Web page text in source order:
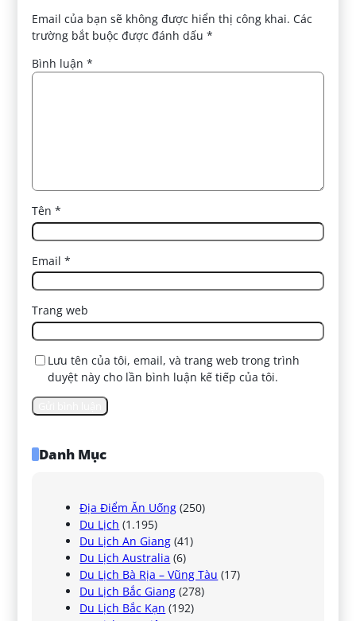
Email của bạn sẽ không được hiển thị công khai. Các
trường bắt buộc được đánh dấu*
Bình luận*
Tên*
Email*
Trang web
Lưu tên của tôi, email, và trang web trong trình
duyệt này cho lần bình luận kế tiếp của tôi.
Danh Mục
Địa Điểm Ăn Uống (250)
Du Lịch (1.195)
Du Lịch An Giang (41)
Du Lịch Australia (6)
Du Lịch Bà Rịa – Vũng Tàu (17)
Du Lịch Bắc Giang (278)
Du Lịch Bắc Kạn (192)